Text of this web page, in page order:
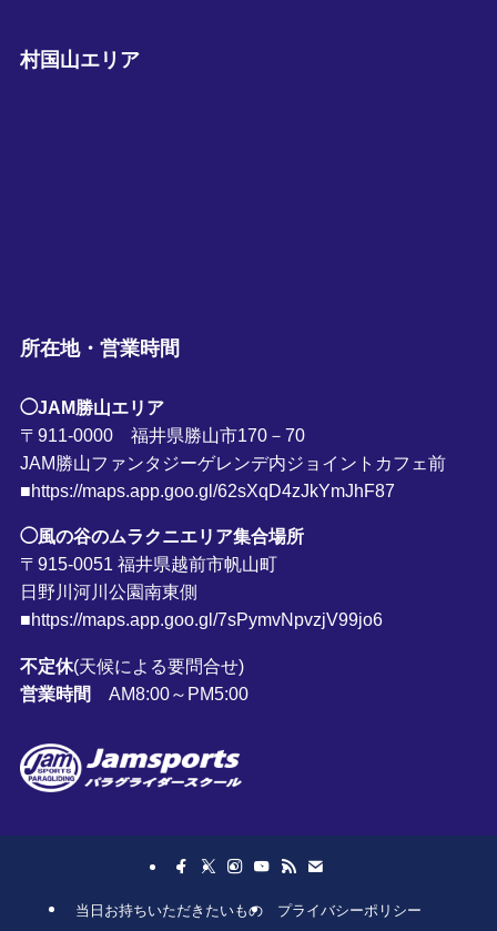
村国山エリア
所在地・営業時間
◯JAM勝山エリア
〒911-0000 福井県勝山市170－70
JAM勝山ファンタジーゲレンデ内ジョイントカフェ前
■https://maps.app.goo.gl/62sXqD4zJkYmJhF87
◯風の谷のムラクニエリア集合場所
〒915-0051 福井県越前市帆山町
日野川河川公園南東側
■https://maps.app.goo.gl/7sPymvNpvzjV99jo6
不定休(天候による要問合せ)
営業時間
AM8:00～PM5:00
当日お持ちいただきたいもの プライバシーポリシー